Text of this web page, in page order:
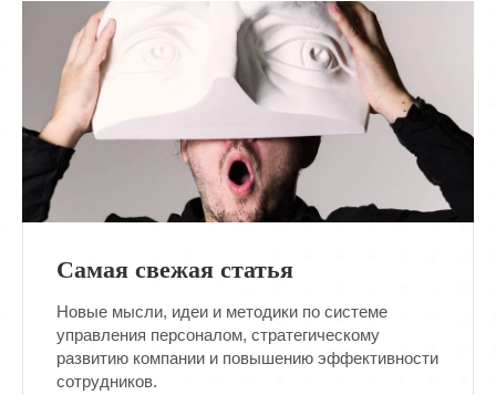
Самая свежая статья
Новые мысли, идеи и методики по системе
управления персоналом, стратегическому
развитию компании и повышению эффективности
сотрудников.